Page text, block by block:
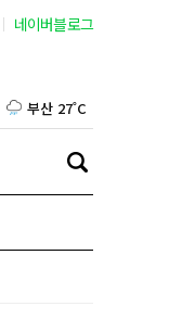
네이버블로그
대구 26˚C
인천 27˚C